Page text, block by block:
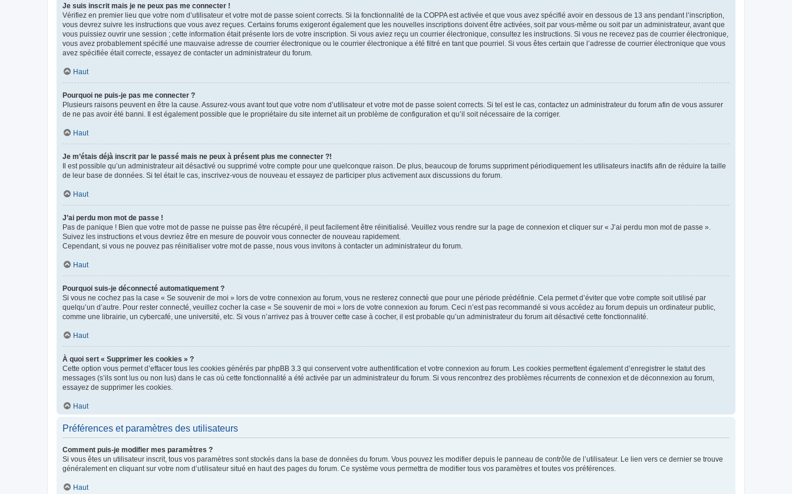
Je suis inscrit mais je ne peux pas me connecter !
Vérifiez en premier lieu que votre nom d’utilisateur et votre mot de passe soient corrects. Si la fonctionnalité de la COPPA est activée et que vous avez spécifié avoir en dessous de 13 ans pendant l’inscription,
vous devrez suivre les instructions que vous avez reçues. Certains forums exigeront également que les nouvelles inscriptions doivent être activées, soit par vous-même ou soit par un administrateur, avant que
vous puissiez ouvrir une session ; cette information était présente lors de votre inscription. Si vous aviez reçu un courrier électronique, consultez les instructions. Si vous ne recevez pas de courrier électronique,
vous avez probablement spécifié une mauvaise adresse de courrier électronique ou le courrier électronique a été filtré en tant que pourriel. Si vous êtes certain que l’adresse de courrier électronique que vous
avez spécifiée était correcte, essayez de contacter un administrateur du forum.
Haut
Pourquoi ne puis-je pas me connecter ?
Plusieurs raisons peuvent en être la cause. Assurez-vous avant tout que votre nom d’utilisateur et votre mot de passe soient corrects. Si tel est le cas, contactez un administrateur du forum afin de vous assurer
de ne pas avoir été banni. Il est également possible que le propriétaire du site internet ait un problème de configuration et qu’il soit nécessaire de la corriger.
Haut
Je m’étais déjà inscrit par le passé mais ne peux à présent plus me connecter ?!
Il est possible qu’un administrateur ait désactivé ou supprimé votre compte pour une quelconque raison. De plus, beaucoup de forums suppriment périodiquement les utilisateurs inactifs afin de réduire la taille
de leur base de données. Si tel était le cas, inscrivez-vous de nouveau et essayez de participer plus activement aux discussions du forum.
Haut
J’ai perdu mon mot de passe !
Pas de panique ! Bien que votre mot de passe ne puisse pas être récupéré, il peut facilement être réinitialisé. Veuillez vous rendre sur la page de connexion et cliquer sur « J’ai perdu mon mot de passe ».
Suivez les instructions et vous devriez être en mesure de pouvoir vous connecter de nouveau rapidement.
Cependant, si vous ne pouvez pas réinitialiser votre mot de passe, nous vous invitons à contacter un administrateur du forum.
Haut
Pourquoi suis-je déconnecté automatiquement ?
Si vous ne cochez pas la case « Se souvenir de moi » lors de votre connexion au forum, vous ne resterez connecté que pour une période prédéfinie. Cela permet d’éviter que votre compte soit utilisé par
quelqu’un d’autre. Pour rester connecté, veuillez cocher la case « Se souvenir de moi » lors de votre connexion au forum. Ceci n’est pas recommandé si vous accédez au forum depuis un ordinateur public,
comme une librairie, un cybercafé, une université, etc. Si vous n’arrivez pas à trouver cette case à cocher, il est probable qu’un administrateur du forum ait désactivé cette fonctionnalité.
Haut
À quoi sert « Supprimer les cookies » ?
Cette option vous permet d’effacer tous les cookies générés par phpBB 3.3 qui conservent votre authentification et votre connexion au forum. Les cookies permettent également d’enregistrer le statut des
messages (s’ils sont lus ou non lus) dans le cas où cette fonctionnalité a été activée par un administrateur du forum. Si vous rencontrez des problèmes récurrents de connexion et de déconnexion au forum,
essayez de supprimer les cookies.
Haut
Préférences et paramètres des utilisateurs
Comment puis-je modifier mes paramètres ?
Si vous êtes un utilisateur inscrit, tous vos paramètres sont stockés dans la base de données du forum. Vous pouvez les modifier depuis le panneau de contrôle de l’utilisateur. Le lien vers ce dernier se trouve
généralement en cliquant sur votre nom d’utilisateur situé en haut des pages du forum. Ce système vous permettra de modifier tous vos paramètres et toutes vos préférences.
Haut